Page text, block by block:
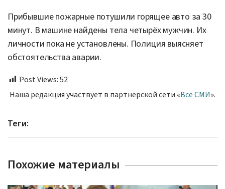
Прибывшие пожарные потушили горящее авто за 30
минут. В машине найдены тела четырёх мужчин. Их
личности пока не установлены. Полиция выясняет
обстоятельства аварии.
Post Views:52
Наша редакция участвует в партнёрской сети «Все СМИ».
Теги:
Похожие материалы